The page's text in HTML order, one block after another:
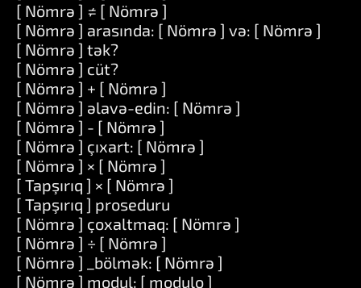
[ Nömrə ] ≠ [ Nömrə ]
[ Nömrə ] arasında: [ Nömrə ] və: [ Nömrə ]
[ Nömrə ] tək?
[ Nömrə ] cüt?
[ Nömrə ] + [ Nömrə ]
[ Nömrə ] əlavə-edin: [ Nömrə ]
[ Nömrə ] - [ Nömrə ]
[ Nömrə ] çıxart: [ Nömrə ]
[ Nömrə ] × [ Nömrə ]
[ Tapşırıq ] × [ Nömrə ]
[ Tapşırıq ] proseduru
[ Nömrə ] çoxaltmaq: [ Nömrə ]
[ Nömrə ] ÷ [ Nömrə ]
[ Nömrə ] _bölmək: [ Nömrə ]
[ Nömrə ] modul: [ modulo ]